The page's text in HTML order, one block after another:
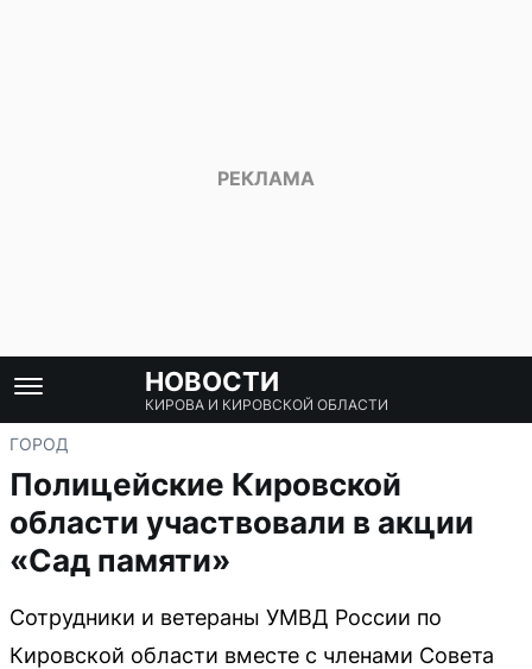
НОВОСТИ
КИРОВА И КИРОВСКОЙ ОБЛАСТИ
ГОРОД
Полицейские Кировской
области участвовали в акции
«Сад памяти»
Сотрудники и ветераны УМВД России по
Кировской области вместе с членами Совета